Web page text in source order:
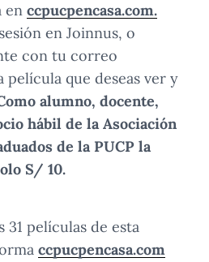
en ccpucpencasa.com.
en Joinnus, o
con tu correo
que deseas ver y
alumno, docente,
hábil de la Asociación
de la PUCP la
S/ 10.
31 películas de esta
ccpucpencasa.com